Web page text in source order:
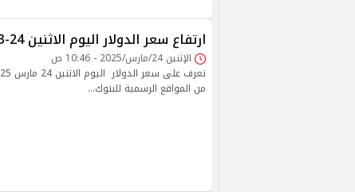
ارتفاع سعر الدولار اليوم الاثنين 24-3-2025 في البنوك
الإثنين 24/مارس/2025 - 10:46 ص
من المواقع الرسمية للبنوك...